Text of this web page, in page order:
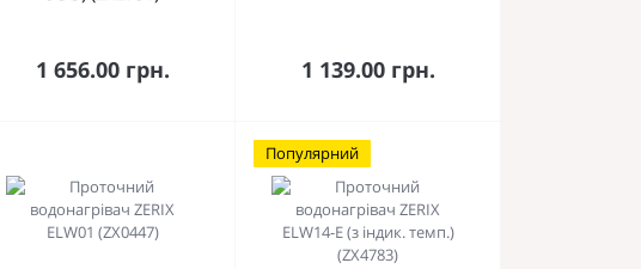
1 656.00 грн.
До кошика 1 139.00 грн.
До кошика
Популярний